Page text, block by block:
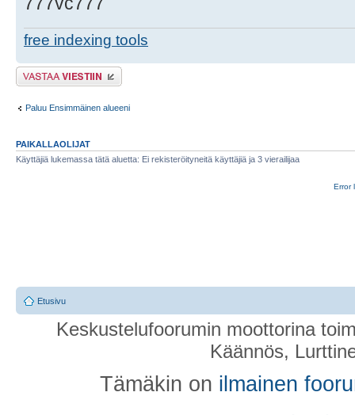
free indexing tools
Lähetä vastaus
Paluu Ensimmäinen alueeni
PAIKALLAOLIJAT
Käyttäjiä lukemassa tätä aluetta: Ei rekisteröityneitä käyttäjiä ja 3 vierailijaa
Error
Etusivu
Keskustelufoorumin moottorina
Käännös,
Tämäkin on ilmainen